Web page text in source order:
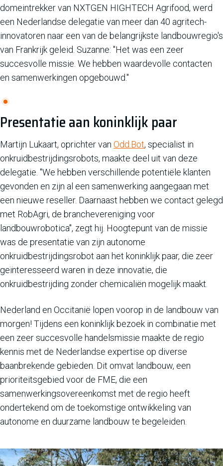
domeintrekker van NXTGEN HIGHTECH Agrifood, werd
een Nederlandse delegatie van meer dan 40 agritech-
innovatoren naar een van de belangrijkste landbouwregio's
van Frankrijk geleid. Suzanne: "Het was een zeer
succesvolle missie. We hebben waardevolle contacten
en samenwerkingen opgebouwd."
Presentatie aan koninklijk paar
Martijn Lukaart, oprichter van Odd.Bot, specialist in
onkruidbestrijdingsrobots, maakte deel uit van deze
delegatie. "We hebben verschillende potentiële klanten
gevonden en zijn al een samenwerking aangegaan met
een nieuwe reseller. Daarnaast hebben we contact gelegd
met RobAgri, de branchevereniging voor
landbouwrobotica", zegt hij. Hoogtepunt van de missie
was de presentatie van zijn autonome
onkruidbestrijdingsrobot aan het koninklijk paar, die zeer
geïnteresseerd waren in deze innovatie, die
onkruidbestrijding zonder chemicaliën mogelijk maakt.
Nederland en Occitanië lopen voorop in de landbouw van
morgen! Tijdens een koninklijk bezoek in combinatie met
een zeer succesvolle handelsmissie maakte de regio
kennis met de Nederlandse expertise op diverse
baanbrekende gebieden. Dit omvat landbouw, een
prioriteitsgebied voor de FME, die een
samenwerkingsovereenkomst met de regio heeft
ondertekend om de toekomstige ontwikkeling van
autonome en duurzame landbouw te begeleiden.